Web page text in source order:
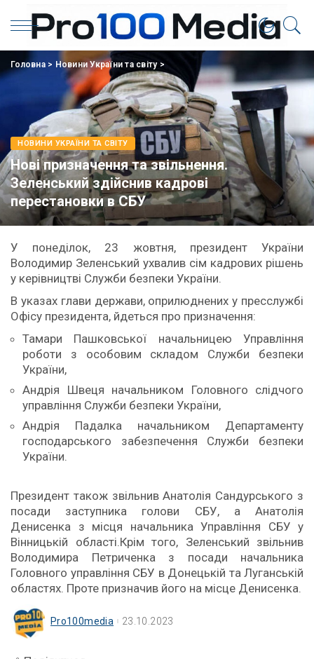
Головна> Новини України та світу>
НОВИНИ УКРАЇНИ ТА СВІТУ
Нові призначення та звільнення.
Зеленський здійснив кадрові
перестановки в СБУ
У понеділок, 23 жовтня, президент України
Володимир Зеленський ухвалив сім кадрових рішень
у керівництві Служби безпеки України.
В указах глави держави, оприлюднених у пресслужбі
Офісу президента, йдеться про призначення:
Тамари Пашковської начальницею Управління
роботи з особовим складом Служби безпеки
України,
Андрія Швеця начальником Головного слідчого
управління Служби безпеки України,
Андрія Падалка начальником Департаменту
господарського забезпечення Служби безпеки
України.
Президент також звільнив Анатолія Сандурського з
посади заступника голови СБУ, а Анатолія
Денисенка з місця начальника Управління СБУ у
Вінницькій області.Крім того, Зеленський звільнив
Володимира Петриченка з посади начальника
Головного управління СБУ в Донецькій та Луганській
областях. Проте призначив його на місце Денисенка.
Pro100media 23.10.2023